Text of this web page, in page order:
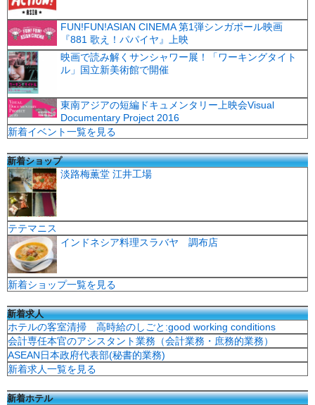
FUN!FUN!ASIAN CINEMA 第1弾シンガポール映画
『881 歌え！パパイヤ』上映
映画で読み解くサンシャワー展！「ワーキングタイト
ル」国立新美術館で開催
東南アジアの短編ドキュメンタリー上映会Visual
Documentary Project 2016
新着イベント一覧を見る
新着ショップ
淡路梅薫堂 江井工場
テテマニス
インドネシア料理スラバヤ 調布店
新着ショップ一覧を見る
新着求人
ホテルの客室清掃 高時給のしごと:good working conditions
会計専任本官のアシスタント業務（会計業務・庶務的業務）
ASEAN日本政府代表部(秘書的業務)
新着求人一覧を見る
新着ホテル